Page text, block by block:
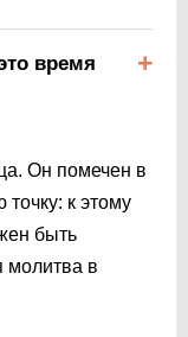
время
Он помечен в
точку: к этому
быть
молитва в